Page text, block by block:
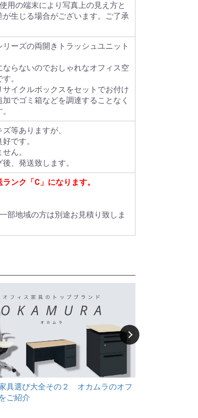
用の端末により写真上の見え方と
生じる場合がございます。ご了承
ーズの両開きトラッシュユニット
ならないのでおしゃれなオフィス空
。
イクルボックスをセットでお付け
でゴミ箱などを調達することなく
等ありますが、
です。
ん。
、発送致します。
ンク「C」になります。
部地域の方は別途お見積り致しま
具選び大全その２ オカムラのオフ
ご紹介